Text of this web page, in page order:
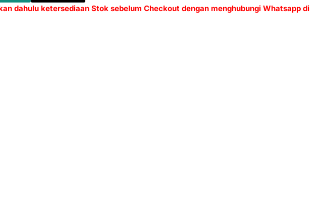
dahulu ketersediaan Stok sebelum Checkout dengan menghubungi Whatsapp di